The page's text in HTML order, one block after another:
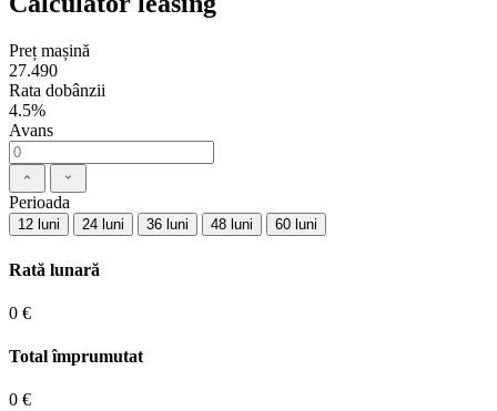
Preț mașină
27.490
Rata dobânzii
4.5%
Avans
Perioada
12 luni 24 luni 36 luni 48 luni 60 luni
Rată lunară
0 €
Total împrumutat
0 €